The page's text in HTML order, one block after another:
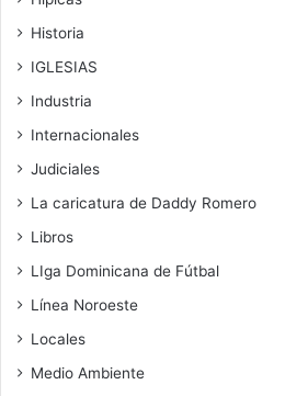
Historia
IGLESIAS
Industria
Internacionales
Judiciales
La caricatura de Daddy Romero
Libros
LIga Dominicana de Fútbal
Línea Noroeste
Locales
Medio Ambiente